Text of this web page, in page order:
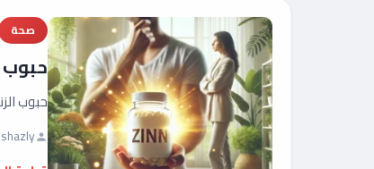
صحة
حبوب
حبوب